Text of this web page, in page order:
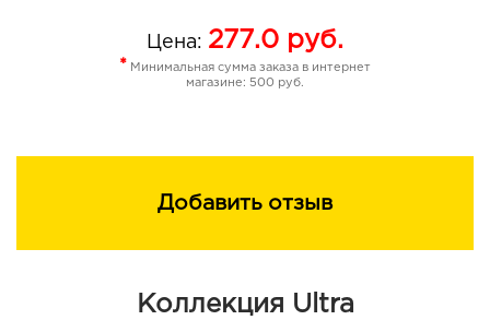
Цена: 277.0 руб.
* Минимальная сумма заказа в интернет
магазине: 500 руб.
Добавить отзыв
Коллекция Ultra